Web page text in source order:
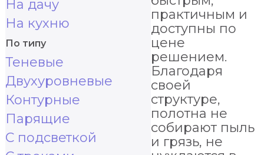
На дачу
На кухню
По типу
Теневые
Двухуровневые
Контурные
Парящие
С подсветкой
практичным и
доступны по
цене
решением.
Благодаря
своей
структуре,
полотна не
собирают пыль
и грязь, не